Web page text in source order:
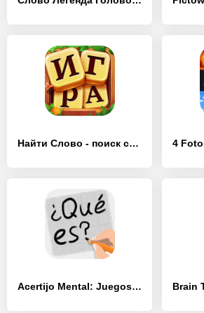
Найти Слово - поиск слова игры - [Взлом/МОД Unlocked]
Acertijo Mental: Juegos Mental - [Взлом/МОД Все открыто]